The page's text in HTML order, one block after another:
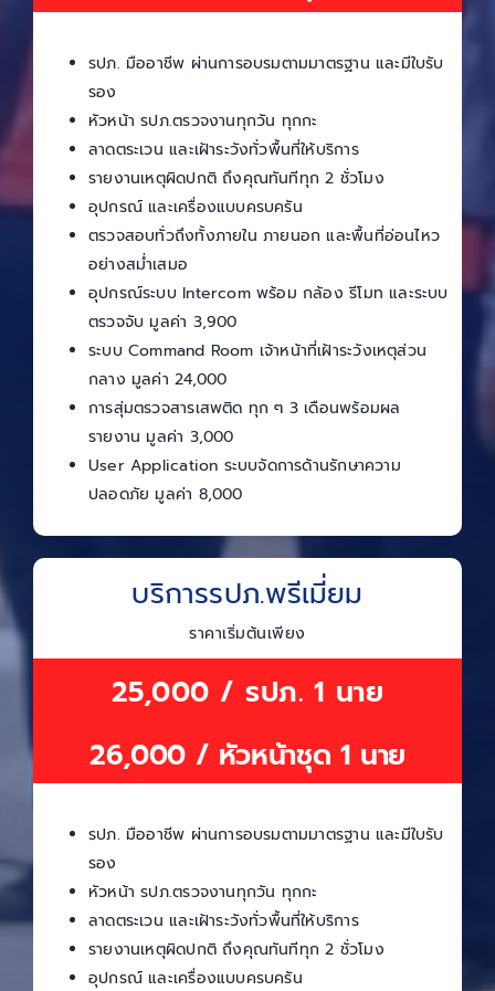
รปภ. มืออาชีพ ผ่านการอบรมตามมาตรฐาน และมีใบรับ
รอง
หัวหน้า รปภ.ตรวจงานทุกวัน ทุกกะ
ลาดตระเวน และเฝ้าระวังทั่วพื้นที่ให้บริการ
รายงานเหตุผิดปกติ ถึงคุณทันทีทุก 2 ชั่วโมง
อุปกรณ์ และเครื่องแบบครบครัน
ตรวจสอบทั่วถึงทั้งภายใน ภายนอก และพื้นที่อ่อนไหว
อย่างสม่ำเสมอ
อุปกรณ์ระบบ Intercom พร้อม กล้อง รีโมท และระบบ
ตรวจจับ มูลค่า 3,900
ระบบ Command Room เจ้าหน้าที่เฝ้าระวังเหตุส่วน
กลาง มูลค่า 24,000
การสุ่มตรวจสารเสพติด ทุก ๆ 3 เดือนพร้อมผล
รายงาน มูลค่า 3,000
User Application ระบบจัดการด้านรักษาความ
ปลอดภัย มูลค่า 8,000
บริการรปภ.พรีเมี่ยม
ราคาเริ่มต้นเพียง
25,000 / รปภ. 1 นาย
26,000 / หัวหน้าชุด 1 นาย
รปภ. มืออาชีพ ผ่านการอบรมตามมาตรฐาน และมีใบรับ
รอง
หัวหน้า รปภ.ตรวจงานทุกวัน ทุกกะ
ลาดตระเวน และเฝ้าระวังทั่วพื้นที่ให้บริการ
รายงานเหตุผิดปกติ ถึงคุณทันทีทุก 2 ชั่วโมง
อุปกรณ์ และเครื่องแบบครบครัน